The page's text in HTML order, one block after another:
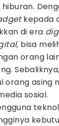
kepada
di era
bisa
orang
orang asing
sosial.